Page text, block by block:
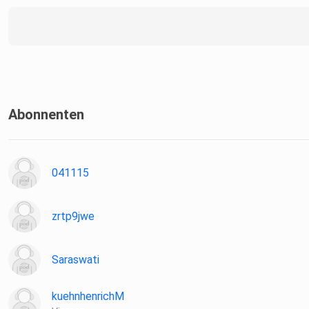
Abonnenten
041115
zrtp9jwe
Saraswati
kuehnhenrichM